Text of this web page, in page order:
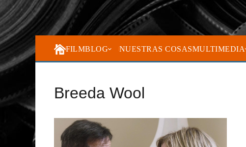
FILMBLOG NUESTRAS COSASMULTIMEDIA
Breeda Wool